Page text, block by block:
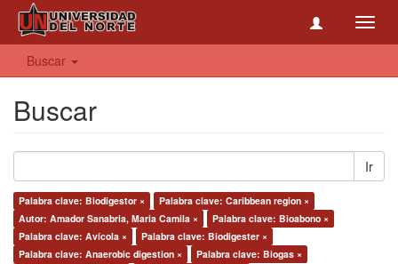
Buscar
Buscar
Ir
Palabra clave: Biodigestor ×
Palabra clave: Caribbean region ×
Autor: Amador Sanabria, Maria Camila ×
Palabra clave: Bioabono ×
Palabra clave: Avícola ×
Palabra clave: Biodigester ×
Palabra clave: Anaerobic digestion ×
Palabra clave: Biogas ×